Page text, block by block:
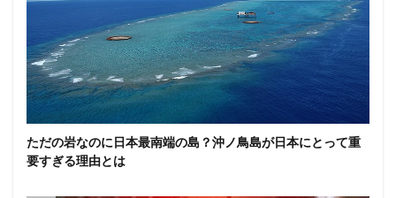
ただの岩なのに日本最南端の島？沖ノ鳥島が日本にとって重
要すぎる理由とは